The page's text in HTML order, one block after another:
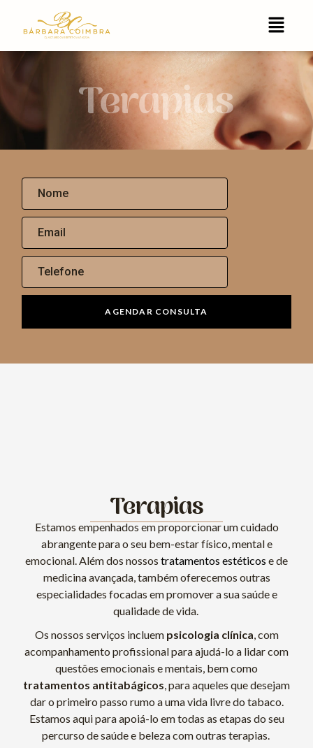
Terapias
AGENDAR CONSULTA
Terapias
Estamos empenhados em proporcionar um cuidado
abrangente para o seu bem-estar físico, mental e
emocional. Além dos nossos tratamentos estéticos e de
medicina avançada, também oferecemos outras
especialidades focadas em promover a sua saúde e
qualidade de vida.
Os nossos serviços incluempsicologia clínica, com
acompanhamento profissional para ajudá-lo a lidar com
questões emocionais e mentais, bem como
tratamentos antitabágicos, para aqueles que desejam
dar o primeiro passo rumo a uma vida livre do tabaco.
Estamos aqui para apoiá-lo em todas as etapas do seu
percurso de saúde e beleza com outras terapias.